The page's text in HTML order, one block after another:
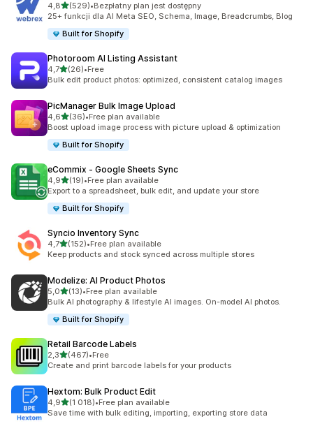
4,8na 5 gwiazdek
(529)
Łączna liczba recenzji: 529
•Bezpłatny plan jest dostępny
25+ funkcji dla AI Meta SEO, Schema, Image, Breadcrumbs, Blog
Built for Shopify
Photoroom AI Listing Assistant
4,7na 5 gwiazdek
(26)
Łączna liczba recenzji: 26
•Free
Bulk edit product photos: optimized, consistent catalog images
PicManager Bulk Image Upload
4,6na 5 gwiazdek
(36)
Łączna liczba recenzji: 36
•Free plan available
Boost upload image process with picture upload & optimization
Built for Shopify
eCommix ‑ Google Sheets Sync
4,9na 5 gwiazdek
(19)
Łączna liczba recenzji: 19
•Free plan available
Export to a spreadsheet, bulk edit, and update your store
Built for Shopify
Syncio Inventory Sync
4,7na 5 gwiazdek
(152)
Łączna liczba recenzji: 152
•Free plan available
Keep products and stock synced across multiple stores
Modelize: AI Product Photos
5,0na 5 gwiazdek
(13)
Łączna liczba recenzji: 13
•Free plan available
Bulk AI photography & lifestyle AI images. On-model AI photos.
Built for Shopify
Retail Barcode Labels
2,3na 5 gwiazdek
(467)
Łączna liczba recenzji: 467
•Free
Create and print barcode labels for your products
Hextom: Bulk Product Edit
4,9na 5 gwiazdek
(1 018)
Łączna liczba recenzji: 1018
•Free plan available
Save time with bulk editing, importing, exporting store data